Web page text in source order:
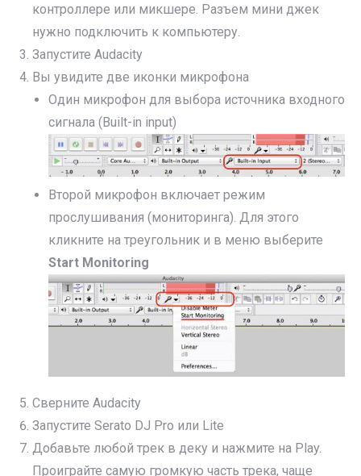
контроллере или микшере. Разъем мини джек
нужно подключить к компьютеру.
Запустите Audacity
Вы увидите две иконки микрофона
Один микрофон для выбора источника входного
сигнала (Built-in input)
Второй микрофон включает режим
прослушивания (мониторинга). Для этого
кликните на треугольник и в меню выберите
Start Monitoring
Сверните Audacity
Запустите Serato DJ Pro или Lite
Добавьте любой трек в деку и нажмите на Play.
Проиграйте самую громкую часть трека, чаще